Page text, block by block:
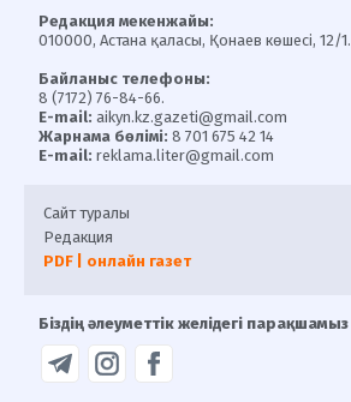
Редакция мекенжайы:
010000, Астана қаласы, Қонаев көшесі, 12/1.
Байланыс телефоны:
8 (7172) 76-84-66.
E-mail: aikyn.kz.gazeti@gmail.com
Жарнама бөлімі: 8 701 675 42 14
E-mail: reklama.liter@gmail.com
Сайт туралы
Редакция
PDF | онлайн газет
Біздің әлеуметтік желідегі парақшамыз